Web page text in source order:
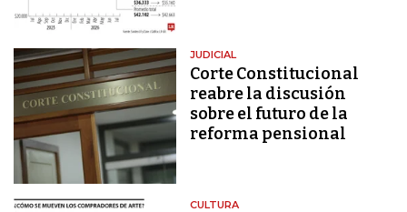
JUDICIAL
Corte Constitucional
reabre la discusión
sobre el futuro de la
reforma pensional
CULTURA